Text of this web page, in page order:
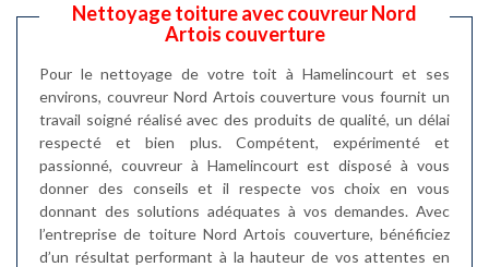
Nettoyage toiture avec couvreur Nord
Artois couverture
Pour le nettoyage de votre toit à Hamelincourt et ses
environs, couvreur Nord Artois couverture vous fournit un
travail soigné réalisé avec des produits de qualité, un délai
respecté et bien plus. Compétent, expérimenté et
passionné, couvreur à Hamelincourt est disposé à vous
donner des conseils et il respecte vos choix en vous
donnant des solutions adéquates à vos demandes. Avec
l’entreprise de toiture Nord Artois couverture, bénéficiez
d’un résultat performant à la hauteur de vos attentes en